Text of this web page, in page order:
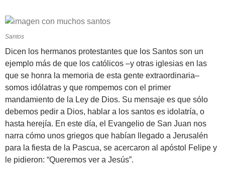
Santos
Dicen los hermanos protestantes que los Santos son un
ejemplo más de que los católicos –y otras iglesias en las
que se honra la memoria de esta gente extraordinaria–
somos idólatras y que rompemos con el primer
mandamiento de la Ley de Dios. Su mensaje es que sólo
debemos pedir a Dios, hablar a los santos es idolatría, o
hasta herejía. En este día, el Evangelio de San Juan nos
narra cómo unos griegos que habían llegado a Jerusalén
para la fiesta de la Pascua, se acercaron al apóstol Felipe y
le pidieron: “Queremos ver a Jesús”.